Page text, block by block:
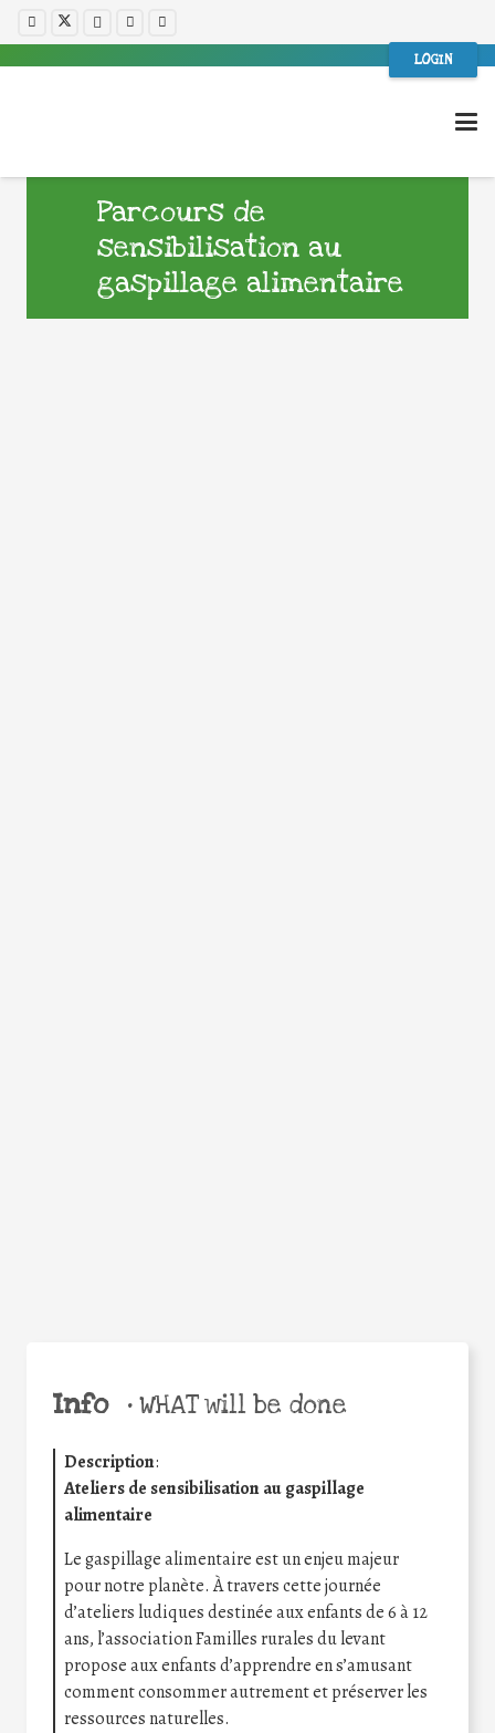
LOGIN
Parcours de
sensibilisation au
gaspillage alimentaire
Info •WHAT will be done
Description:
Ateliers de sensibilisation au gaspillage
alimentaire
Le gaspillage alimentaire est un enjeu majeur
pour notre planète. À travers cette journée
d’ateliers ludiques destinée aux enfants de 6 à 12
ans, l’association Familles rurales du levant
propose aux enfants d’apprendre en s’amusant
comment consommer autrement et préserver les
ressources naturelles.